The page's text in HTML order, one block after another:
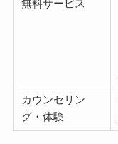
無料サービス
カウンセリン
グ・体験